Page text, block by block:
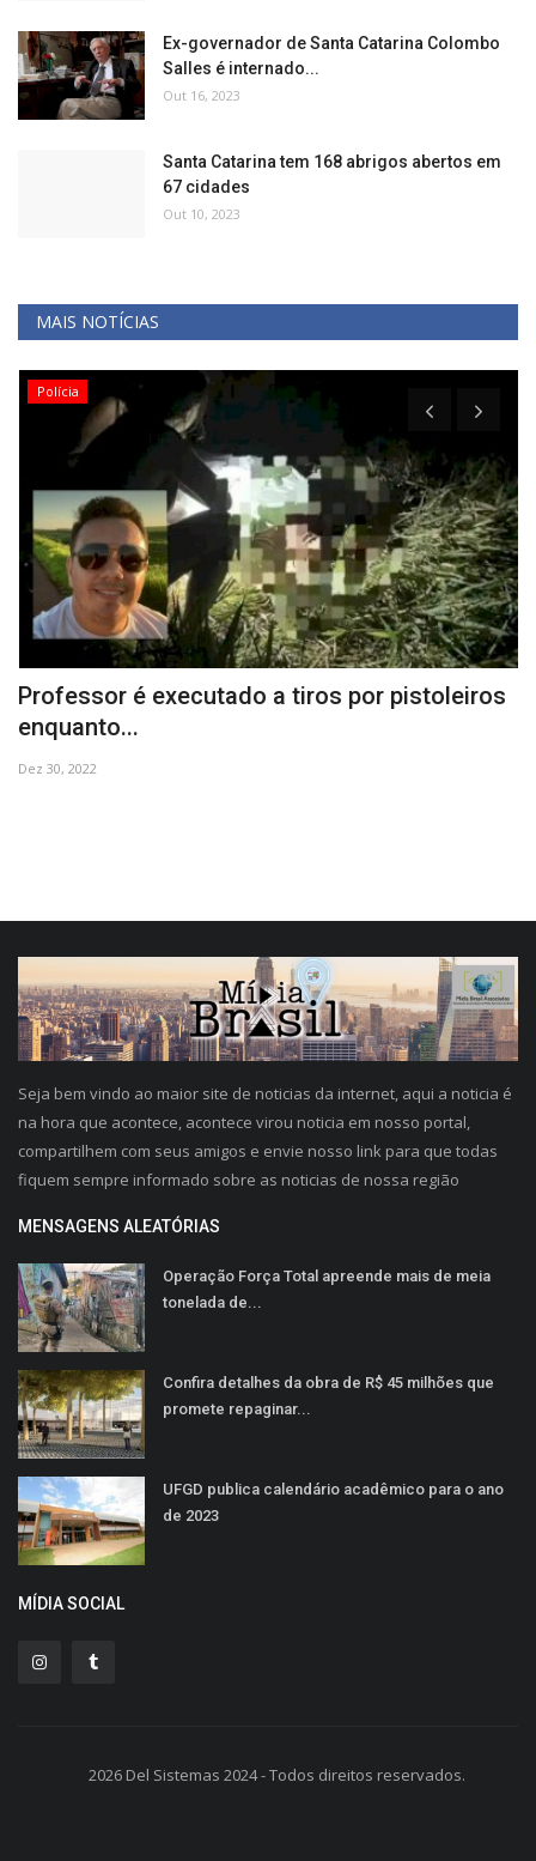
Ex-governador de Santa Catarina Colombo
Salles é internado...
Out 16, 2023
Santa Catarina tem 168 abrigos abertos em
67 cidades
Out 10, 2023
MAIS NOTÍCIAS
Polícia
Professor é executado a tiros por pistoleiros
enquanto...
Dez 30, 2022
Seja bem vindo ao maior site de noticias da internet, aqui a noticia é
na hora que acontece, acontece virou noticia em nosso portal,
compartilhem com seus amigos e envie nosso link para que todas
fiquem sempre informado sobre as noticias de nossa região
MENSAGENS ALEATÓRIAS
Operação Força Total apreende mais de meia
tonelada de...
Confira detalhes da obra de R$ 45 milhões que
promete repaginar...
UFGD publica calendário acadêmico para o ano
de 2023
MÍDIA SOCIAL
2026 Del Sistemas 2024 - Todos direitos reservados.